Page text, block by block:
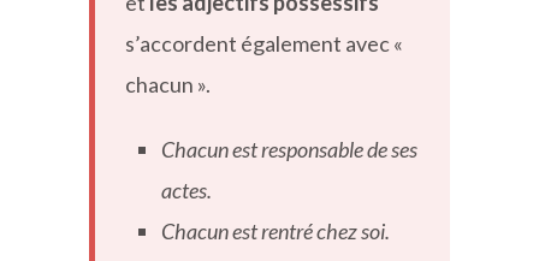
s’accordent également avec «
chacun ».
Chacun est responsable de ses
actes.
Chacun est rentré chez soi.